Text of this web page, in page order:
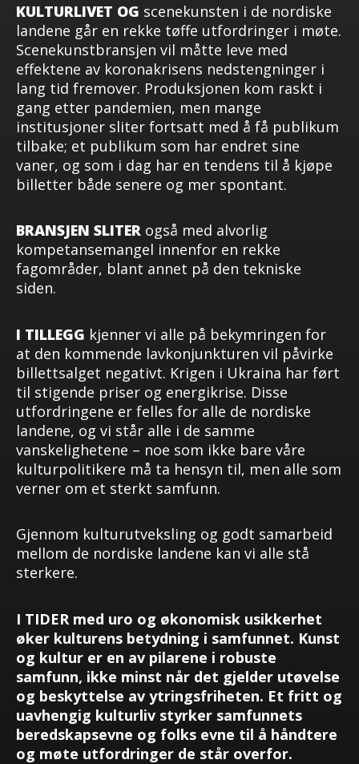
KULTURLIVET OG scenekunsten i de nordiske
landene går en rekke tøffe utfordringer i møte.
Scenekunstbransjen vil måtte leve med
effektene av koronakrisens nedstengninger i
lang tid fremover. Produksjonen kom raskt i
gang etter pandemien, men mange
institusjoner sliter fortsatt med å få publikum
tilbake; et publikum som har endret sine
vaner, og som i dag har en tendens til å kjøpe
billetter både senere og mer spontant.
BRANSJEN SLITER også med alvorlig
kompetansemangel innenfor en rekke
fagområder, blant annet på den tekniske
siden.
I TILLEGG kjenner vi alle på bekymringen for
at den kommende lavkonjunkturen vil påvirke
billettsalget negativt. Krigen i Ukraina har ført
til stigende priser og energikrise. Disse
utfordringene er felles for alle de nordiske
landene, og vi står alle i de samme
vanskelighetene – noe som ikke bare våre
kulturpolitikere må ta hensyn til, men alle som
verner om et sterkt samfunn.
Gjennom kulturutveksling og godt samarbeid
mellom de nordiske landene kan vi alle stå
sterkere.
I TIDER med uro og økonomisk usikkerhet
øker kulturens betydning i samfunnet. Kunst
og kultur er en av pilarene i robuste
samfunn, ikke minst når det gjelder utøvelse
og beskyttelse av ytringsfriheten. Et fritt og
uavhengig kulturliv styrker samfunnets
beredskapsevne og folks evne til å håndtere
og møte utfordringer de står overfor.